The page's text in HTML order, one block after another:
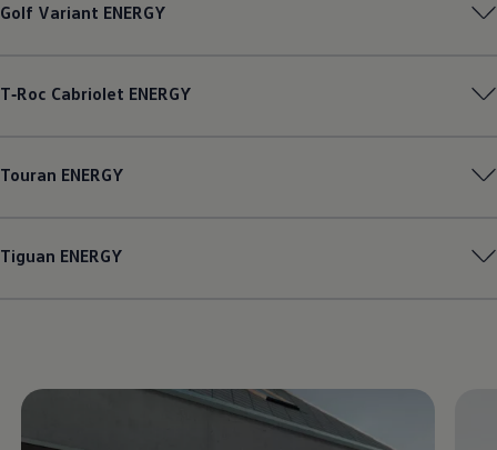
Golf Variant ENERGY
T‑Roc Cabriolet ENERGY
Touran ENERGY
Tiguan ENERGY